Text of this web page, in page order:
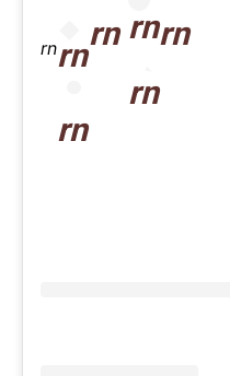
rnrn
rn
rn rn
rn
rn